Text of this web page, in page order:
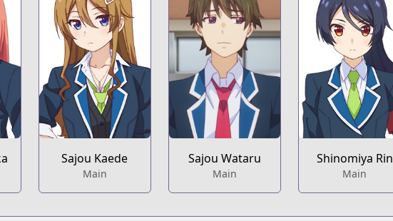
Sajou Kaede
Main
Sajou Wataru
Main
Shinomiya Rin
Main